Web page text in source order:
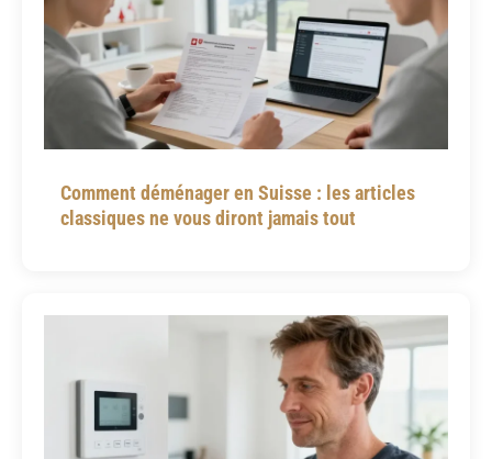
Comment déménager en Suisse : les articles
classiques ne vous diront jamais tout